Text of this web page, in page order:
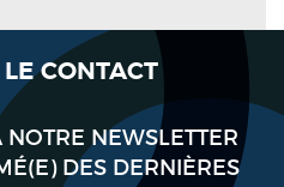
CONTACT
NEWSLETTER
DES DERNIÈRES